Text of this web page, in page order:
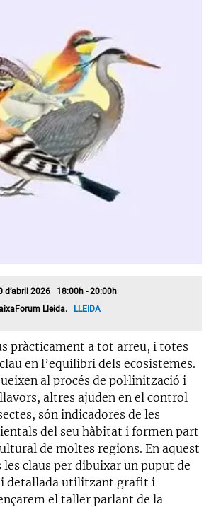
d’abril 2026 18:00h - 20:00h
Lleida. LLEIDA
pràcticament a tot arreu, i totes
en l’equilibri dels ecosistemes.
al procés de pol·linització i
altres ajuden en el control
són indicadores de les
del seu hàbitat i formen part
de moltes regions. En aquest
claus per dibuixar un puput de
i detallada utilitzant grafit i
el taller parlant de la